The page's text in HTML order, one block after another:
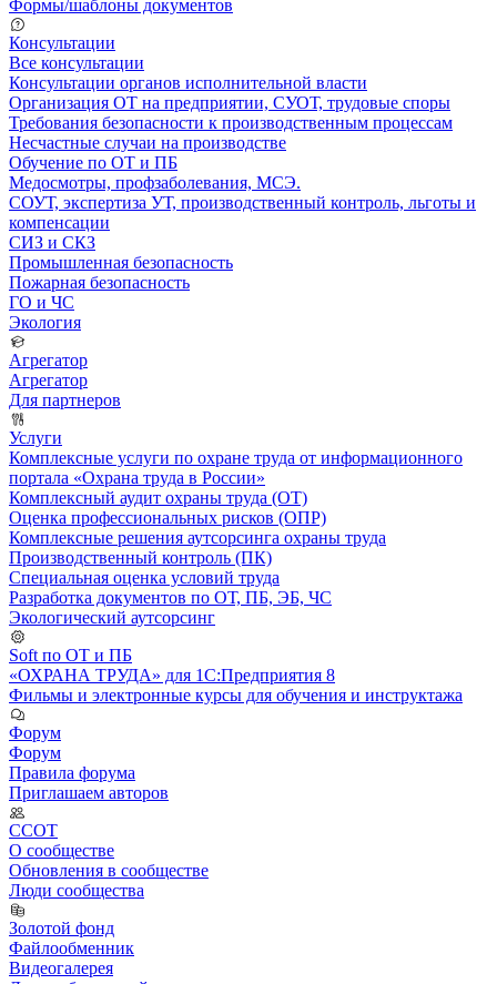
Формы/шаблоны документов
Консультации
Все консультации
Консультации органов исполнительной власти
Организация ОТ на предприятии, СУОТ, трудовые споры
Требования безопасности к производственным процессам
Несчастные случаи на производстве
Обучение по ОТ и ПБ
Медосмотры, профзаболевания, МСЭ.
СОУТ, экспертиза УТ, производственный контроль, льготы и
компенсации
СИЗ и СКЗ
Промышленная безопасность
Пожарная безопасность
ГО и ЧС
Экология
Агрегатор
Агрегатор
Для партнеров
Услуги
Комплексные услуги по охране труда от информационного
портала «Охрана труда в России»
Комплексный аудит охраны труда (ОТ)
Оценка профессиональных рисков (ОПР)
Комплексные решения аутсорсинга охраны труда
Производственный контроль (ПК)
Специальная оценка условий труда
Разработка документов по ОТ, ПБ, ЭБ, ЧС
Экологический аутсорсинг
Soft по ОТ и ПБ
«ОХРАНА ТРУДА» для 1С:Предприятия 8
Фильмы и электронные курсы для обучения и инструктажа
Форум
Форум
Правила форума
Приглашаем авторов
ССОТ
О сообществе
Обновления в сообществе
Люди сообщества
Золотой фонд
Файлообменник
Видеогалерея